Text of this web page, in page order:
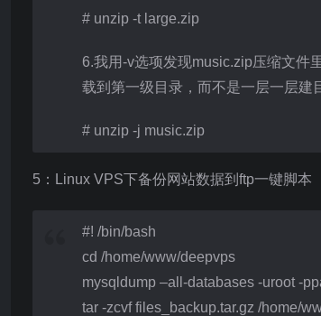
# unzip -t large.zip
6.我用-v选项发现music.zip压缩文件
载到第一级目录，而不是一层一层建
# unzip -j music.zip
5：Linux VPS下备份网站数据到ftp一键脚本
#! /bin/bash
cd /home/www/deepvps
mysqldump –all-databases -uroot -
tar -zcvf files_backup.tar.gz /home/